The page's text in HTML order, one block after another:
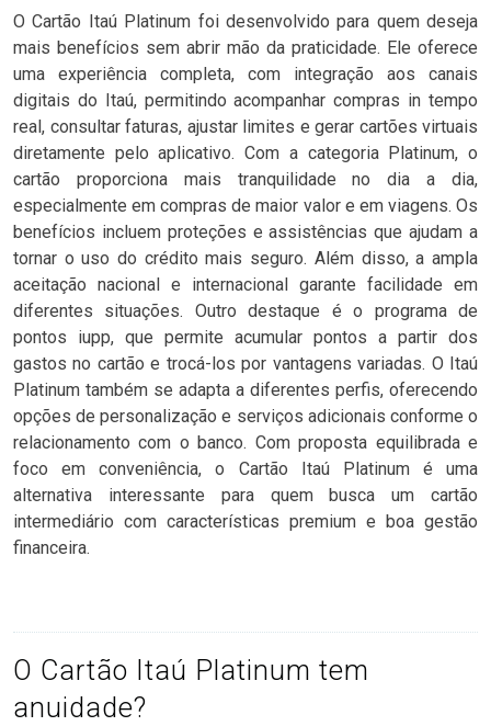
O Cartão Itaú Platinum foi desenvolvido para quem deseja
mais benefícios sem abrir mão da praticidade. Ele oferece
uma experiência completa, com integração aos canais
digitais do Itaú, permitindo acompanhar compras in tempo
real, consultar faturas, ajustar limites e gerar cartões virtuais
diretamente pelo aplicativo. Com a categoria Platinum, o
cartão proporciona mais tranquilidade no dia a dia,
especialmente em compras de maior valor e em viagens. Os
benefícios incluem proteções e assistências que ajudam a
tornar o uso do crédito mais seguro. Além disso, a ampla
aceitação nacional e internacional garante facilidade em
diferentes situações. Outro destaque é o programa de
pontos iupp, que permite acumular pontos a partir dos
gastos no cartão e trocá-los por vantagens variadas. O Itaú
Platinum também se adapta a diferentes perfis, oferecendo
opções de personalização e serviços adicionais conforme o
relacionamento com o banco. Com proposta equilibrada e
foco em conveniência, o Cartão Itaú Platinum é uma
alternativa interessante para quem busca um cartão
intermediário com características premium e boa gestão
financeira.
O Cartão Itaú Platinum tem
anuidade?